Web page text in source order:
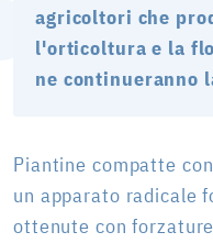
agricoltori che
l'orticoltura e la
ne continueranno
Piantine compatte
un apparato radicale
ottenute con